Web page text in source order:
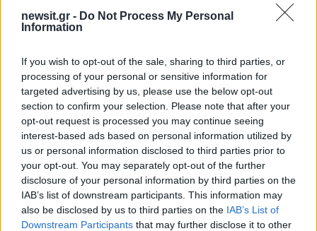
newsit.gr - Do Not Process My Personal
Information
If you wish to opt-out of the sale, sharing to third parties, or
processing of your personal or sensitive information for
targeted advertising by us, please use the below opt-out
section to confirm your selection. Please note that after your
opt-out request is processed you may continue seeing
interest-based ads based on personal information utilized by
us or personal information disclosed to third parties prior to
your opt-out. You may separately opt-out of the further
disclosure of your personal information by third parties on the
IAB’s list of downstream participants. This information may
also be disclosed by us to third parties on the IAB’s List of
Downstream Participants that may further disclose it to other
Γκιμαράες – Εστρέλα Liga Portugal